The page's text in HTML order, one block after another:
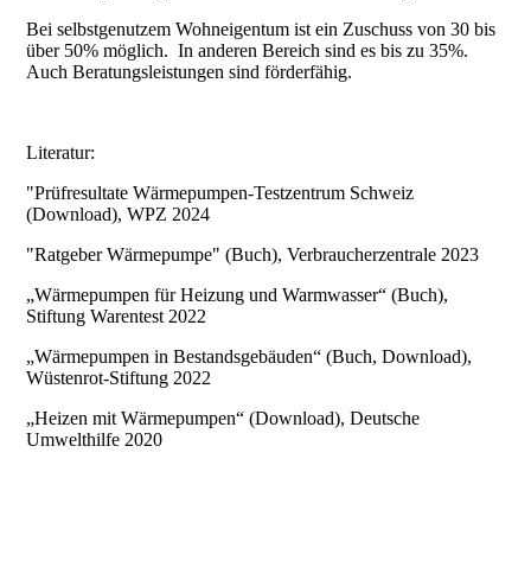
Bei selbstgenutzem Wohneigentum ist ein Zuschuss von 30 bis
über 50% möglich. In anderen Bereich sind es bis zu 35%.
Auch Beratungsleistungen sind förderfähig.
Literatur:
"Prüfresultate Wärmepumpen-Testzentrum Schweiz
(Download), WPZ 2024
"Ratgeber Wärmepumpe" (Buch), Verbraucherzentrale 2023
„Wärmepumpen für Heizung und Warmwasser“ (Buch),
Stiftung Warentest 2022
„Wärmepumpen in Bestandsgebäuden“ (Buch, Download),
Wüstenrot-Stiftung 2022
„Heizen mit Wärmepumpen“ (Download), Deutsche
Umwelthilfe 2020